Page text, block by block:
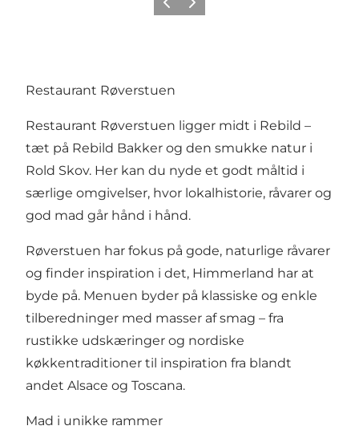
ForrigeNæste
Restaurant Røverstuen
Restaurant Røverstuen ligger midt i Rebild –
tæt på Rebild Bakker og den smukke natur i
Rold Skov. Her kan du nyde et godt måltid i
særlige omgivelser, hvor lokalhistorie, råvarer og
god mad går hånd i hånd.
Røverstuen har fokus på gode, naturlige råvarer
og finder inspiration i det, Himmerland har at
byde på. Menuen byder på klassiske og enkle
tilberedninger med masser af smag – fra
rustikke udskæringer og nordiske
køkkentraditioner til inspiration fra blandt
andet Alsace og Toscana.
Mad i unikke rammer